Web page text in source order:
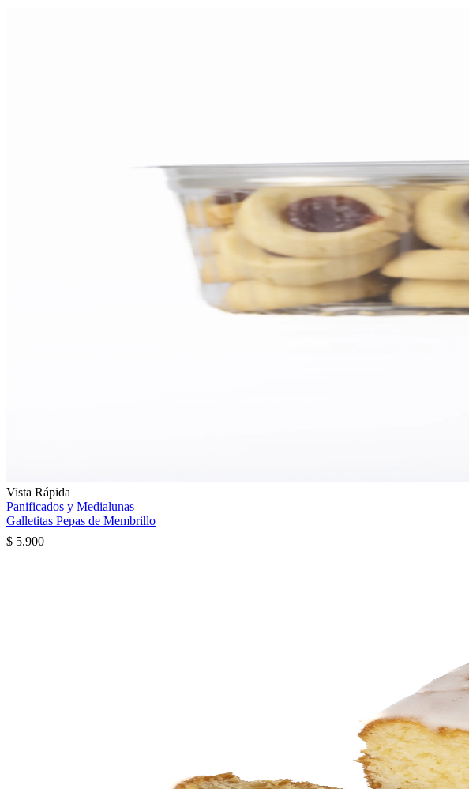
Vista Rápida
Panificados y Medialunas
Galletitas Pepas de Membrillo
$ 5.900